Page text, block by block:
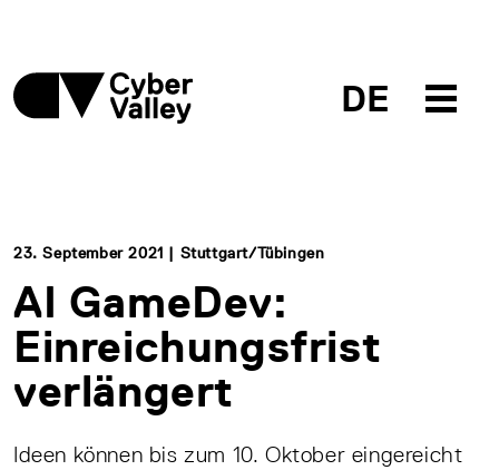
DE
23. September 2021 | Stuttgart/Tübingen
AI GameDev:
Einreichungsfrist
verlängert
Ideen können bis zum 10. Oktober eingereicht